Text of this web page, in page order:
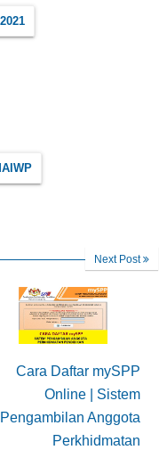
Next Post
Cara Daftar mySPP
Online | Sistem
Pengambilan Anggota
Perkhidmatan